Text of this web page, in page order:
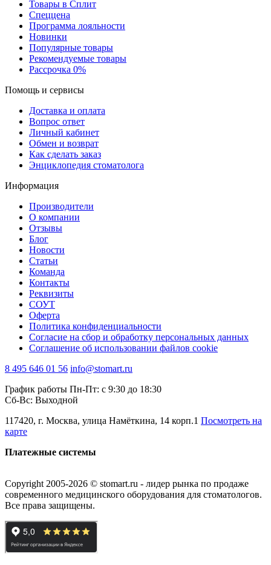
Товары в Сплит
Спеццена
Программа лояльности
Новинки
Популярные товары
Рекомендуемые товары
Рассрочка 0%
Помощь и сервисы
Доставка и оплата
Вопрос ответ
Личный кабинет
Обмен и возврат
Как сделать заказ
Энциклопедия стоматолога
Информация
Производители
О компании
Отзывы
Блог
Новости
Статьи
Команда
Контакты
Реквизиты
СОУТ
Оферта
Политика конфиденциальности
Согласие на сбор и обработку персональных данных
Соглашение об использовании файлов cookie
8 495 646 01 56 info@stomart.ru
График работы Пн-Пт: с 9:30 до 18:30
Сб-Вс: Выходной
117420, г. Москва, улица Намёткина, 14 корп.1 Посмотреть на
карте
Платежные системы
Copyright 2005-2026 © stomart.ru - лидер рынка по продаже
современного медицинского оборудования для стоматологов.
Все права защищены.